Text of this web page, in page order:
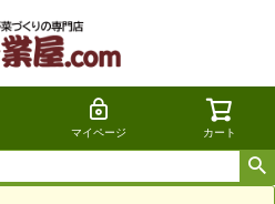
マイページ カート